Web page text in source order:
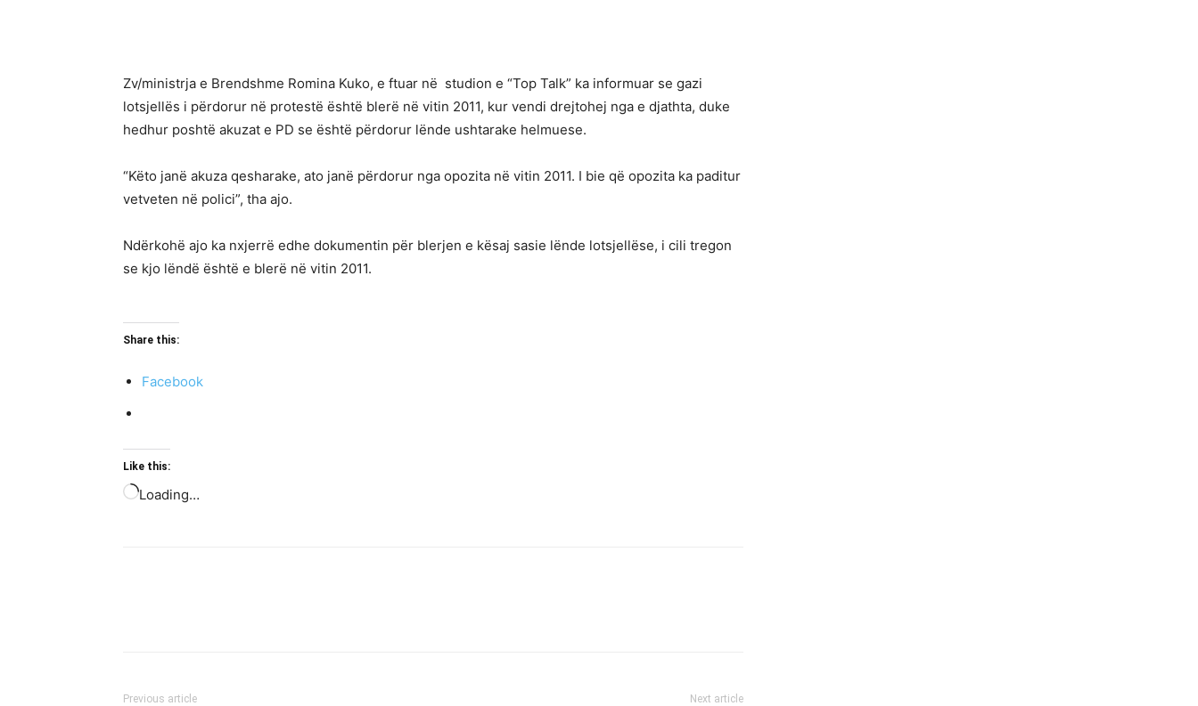
Zv/ministrja e Brendshme Romina Kuko, e ftuar në studion e “Top Talk” ka informuar se gazi
lotsjellës i përdorur në protestë është blerë në vitin 2011, kur vendi drejtohej nga e djathta, duke
hedhur poshtë akuzat e PD se është përdorur lënde ushtarake helmuese.
“Këto janë akuza qesharake, ato janë përdorur nga opozita në vitin 2011. I bie që opozita ka paditur
vetveten në polici”, tha ajo.
Ndërkohë ajo ka nxjerrë edhe dokumentin për blerjen e kësaj sasie lënde lotsjellëse, i cili tregon
se kjo lëndë është e blerë në vitin 2011.
Share this:
Facebook
Like this:
Loading…
Previous article Next article